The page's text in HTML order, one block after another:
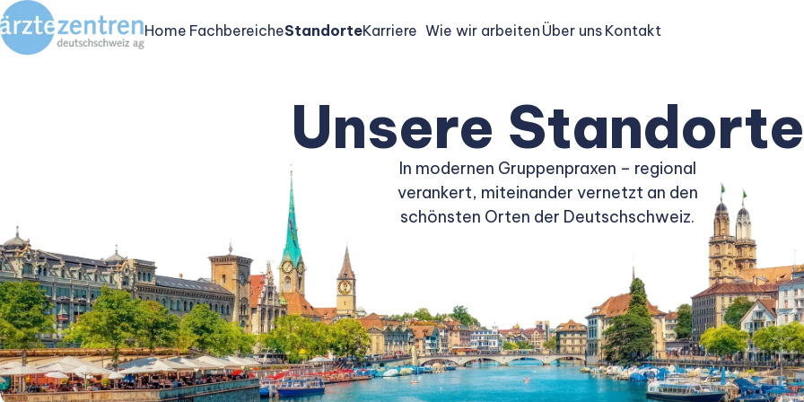
Home FachbereicheStandorteKarriere Wie wir arbeiten Über uns Kontakt
Unsere Standorte
In modernen Gruppenpraxen – regional
verankert, miteinander vernetzt an den
schönsten Orten der Deutschschweiz.